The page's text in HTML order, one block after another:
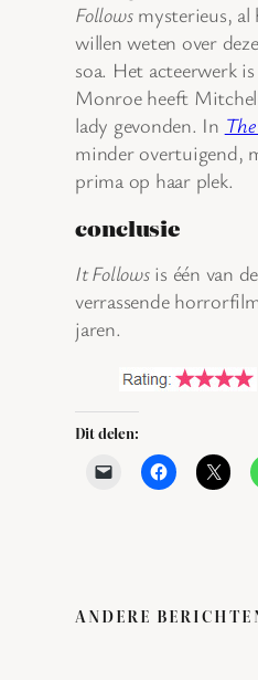
Followsmysterieus, al
willen weten over
soa. Het acteerwerk
Monroe heeft
lady gevonden. In
minder overtuigend,
prima op haar plek.
conclusie
It Followsis één van
verrassende
jaren.
Dit delen:
ANDERE